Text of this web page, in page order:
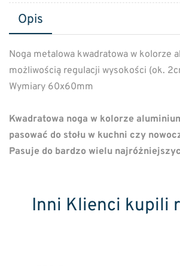
Opis
Noga metalowa kwadratowa w kolorze
możliwością regulacji wysokości (ok.
Wymiary 60x60mm
Kwadratowa noga w kolorze
pasować do stołu w kuchni czy
Pasuje do bardzo wielu
Inni Klienci kupili